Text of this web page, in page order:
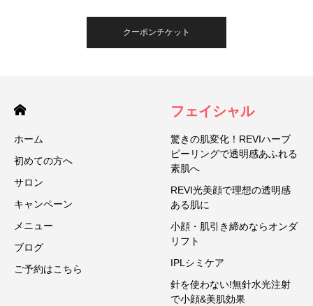
クーポンチケット
ホーム
初めての方へ
サロン
キャンペーン
メニュー
ブログ
ご予約はこちら
フェイシャル
驚きの肌変化！REVIハーブ
ピーリングで透明感あふれる
素肌へ
REVI光美顔で理想の透明感
ある肌に
小顔・肌引き締めならオンダ
リフト
IPLシミケア
針を使わない!無針水光注射
で小顔&美肌効果